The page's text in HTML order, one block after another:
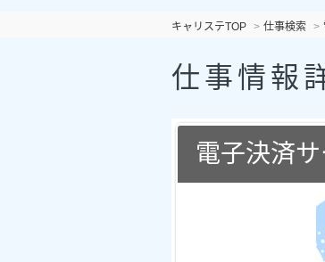
キャリステTOP 仕事検索
仕事情報
電子決済